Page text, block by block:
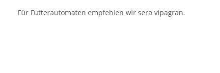
Für Futterautomaten empfehlen wir sera vipagran.